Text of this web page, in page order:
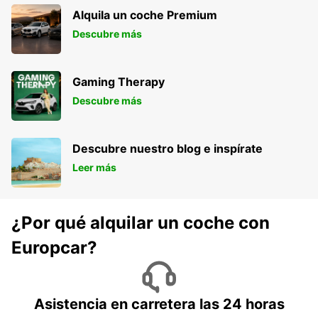
Alquila un coche Premium
Descubre más
Gaming Therapy
Descubre más
Descubre nuestro blog e inspírate
Leer más
¿Por qué alquilar un coche con
Europcar?
Asistencia en carretera las 24 horas